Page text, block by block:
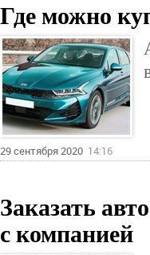
Где можно
29 сентября 2020 14:16
Заказать
с компанией